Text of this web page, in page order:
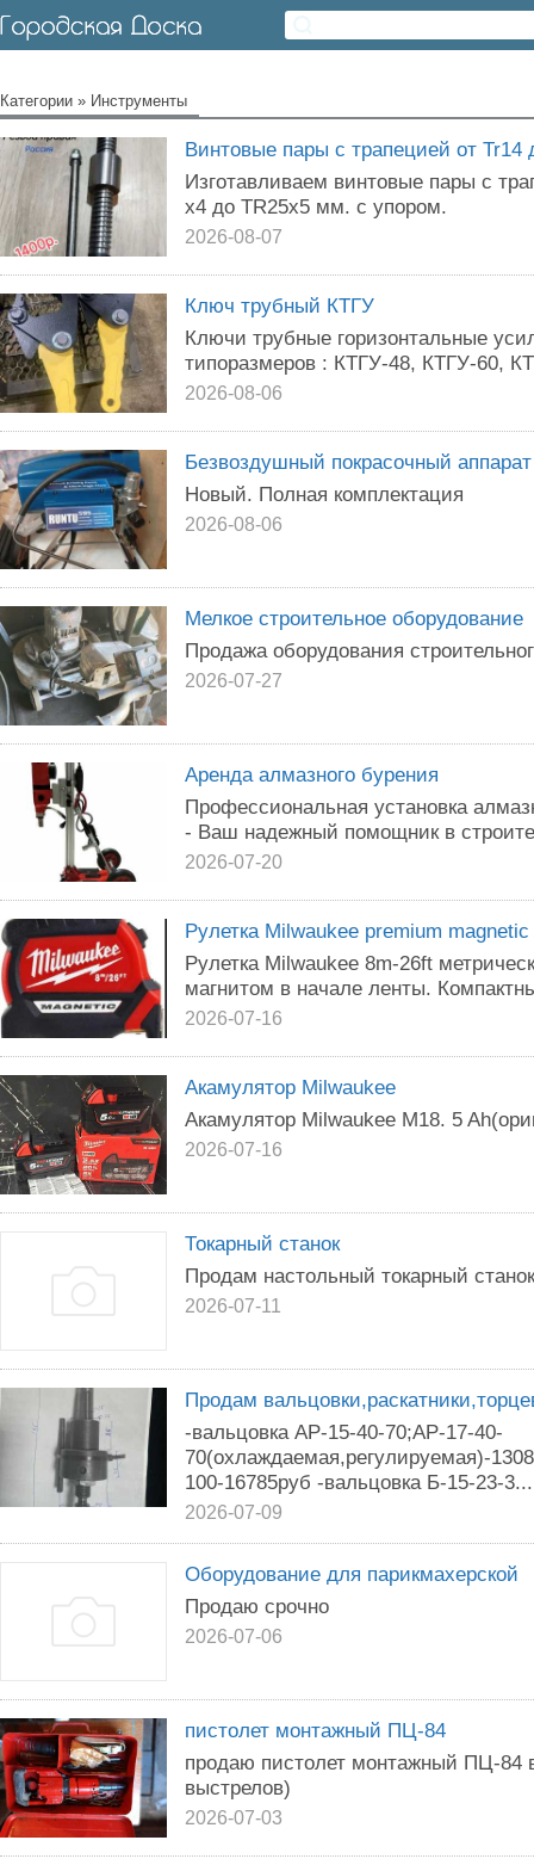
Категории » Инструменты
Винтовые пары с трапецией от Tr14
Изготавливаем винтовые пары с
х4 до TR25х5 мм. с упором.
2026-08-07
Ключ трубный КТГУ
Ключи трубные горизонтальные
типоразмеров : КТГУ-48, КТГУ-60,
2026-08-06
Безвоздушный покрасочный аппарат
Новый. Полная комплектация
2026-08-06
Мелкое строительное оборудование
Продажа оборудования
2026-07-27
Аренда алмазного бурения
Профессиональная установка
- Ваш надежный помощник в
2026-07-20
Рулетка Milwaukee premium magnetic
Рулетка Milwaukee 8m-26ft
магнитом в начале ленты.
2026-07-16
Акамулятор Milwaukee
Акамулятор Milwaukee M18. 5
2026-07-16
Токарный станок
Продам настольный токарный станок
2026-07-11
Продам
-вальцовка АР-15-40-70;АР-17-40-
70(охлаждаемая,регулируемая)-
100-16785руб -вальцовка Б-15-23-3...
2026-07-09
Оборудование для парикмахерской
Продаю срочно
2026-07-06
пистолет монтажный ПЦ-84
продаю пистолет монтажный ПЦ-84
выстрелов)
2026-07-03